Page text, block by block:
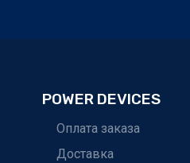
POWER DEVICES
Оплата заказа
Доставка